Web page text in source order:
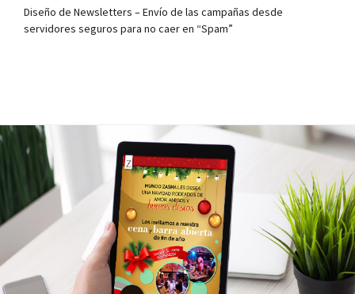
Diseño de Newsletters – Envío de las campañas desde
servidores seguros para no caer en “Spam”